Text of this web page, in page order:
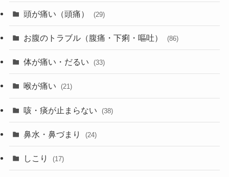
頭が痛い（頭痛） (29)
お腹のトラブル（腹痛・下痢・嘔吐） (86)
体が痛い・だるい (33)
喉が痛い (21)
咳・痰が止まらない (38)
鼻水・鼻づまり (24)
しこり (17)